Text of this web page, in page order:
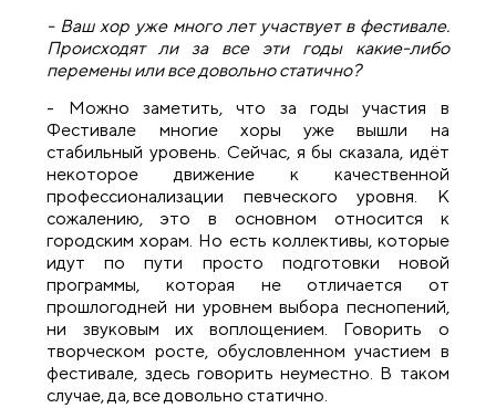
- Ваш хор уже много лет участвует в фестивале.
Происходят ли за все эти годы какие-либо
перемены или все довольно статично?
- Можно заметить, что за годы участия в
Фестивале многие хоры уже вышли на
стабильный уровень. Сейчас, я бы сказала, идёт
некоторое движение к качественной
профессионализации певческого уровня. К
сожалению, это в основном относится к
городским хорам. Но есть коллективы, которые
идут по пути просто подготовки новой
программы, которая не отличается от
прошлогодней ни уровнем выбора песнопений,
ни звуковым их воплощением. Говорить о
творческом росте, обусловленном участием в
фестивале, здесь говорить неуместно. В таком
случае, да, все довольно статично.